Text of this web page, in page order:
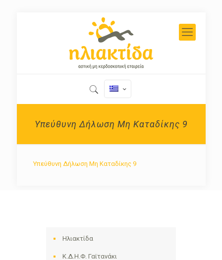
Υπεύθυνη Δήλωση Μη Καταδίκης 9
Υπεύθυνη Δήλωση Μη Καταδίκης 9
Ηλιακτίδα
Κ.Δ.Η.Φ. Γαϊτανάκι